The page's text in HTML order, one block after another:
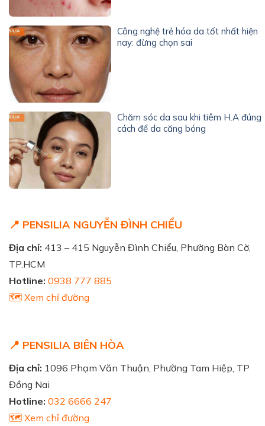
Công nghệ trẻ hóa da tốt nhất hiện
nay: đừng chọn sai
Chăm sóc da sau khi tiêm H.A đúng
cách để da căng bóng
📍 PENSILIA NGUYỄN ĐÌNH CHIỂU
Địa chỉ: 413 – 415 Nguyễn Đình Chiểu, Phường Bàn Cờ,
TP.HCM
Hotline: 0938 777 885
🗺️ Xem chỉ đường
📍 PENSILIA BIÊN HÒA
Địa chỉ: 1096 Phạm Văn Thuận, Phường Tam Hiệp, TP
Đồng Nai
Hotline: 032 6666 247
🗺️ Xem chỉ đường